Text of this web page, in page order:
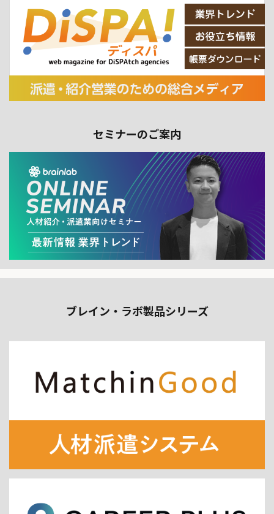
セミナーのご案内
ブレイン・ラボ製品シリーズ